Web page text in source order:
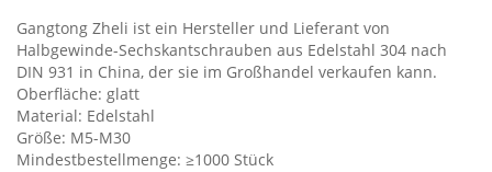
Gangtong Zheli ist ein Hersteller und Lieferant von
Halbgewinde-Sechskantschrauben aus Edelstahl 304 nach
DIN 931 in China, der sie im Großhandel verkaufen kann.
Oberfläche: glatt
Material: Edelstahl
Größe: M5-M30
Mindestbestellmenge: ≥1000 Stück